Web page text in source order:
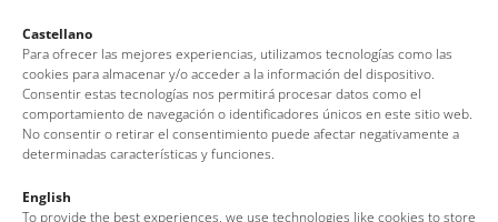
Castellano
Para ofrecer las mejores experiencias, utilizamos tecnologías como las
cookies para almacenar y/o acceder a la información del dispositivo.
Consentir estas tecnologías nos permitirá procesar datos como el
comportamiento de navegación o identificadores únicos en este sitio web.
No consentir o retirar el consentimiento puede afectar negativamente a
determinadas características y funciones.
English
To provide the best experiences, we use technologies like cookies to store